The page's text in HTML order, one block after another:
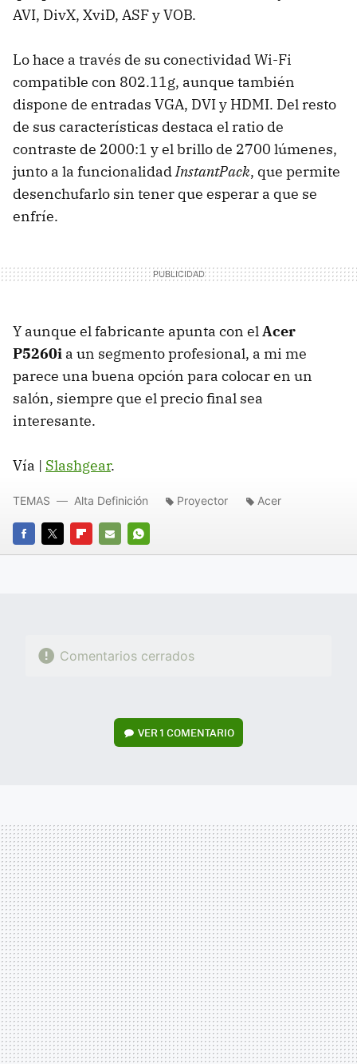
AVI, DivX, XviD, ASF y VOB.
Lo hace a través de su conectividad Wi-Fi
compatible con 802.11g, aunque también
dispone de entradas VGA, DVI y HDMI. Del resto
de sus características destaca el ratio de
contraste de 2000:1 y el brillo de 2700 lúmenes,
junto a la funcionalidadInstantPack, que permite
desenchufarlo sin tener que esperar a que se
enfríe.
Y aunque el fabricante apunta con elAcer
P5260i a un segmento profesional, a mi me
parece una buena opción para colocar en un
salón, siempre que el precio final sea
interesante.
Vía | Slashgear.
FACEBOOK
TWITTERFLIPBOARD
E-
WHATSAPP
TEMAS Alta Definición Proyector Acer
Comentarios cerrados
VER1 COMENTARIO